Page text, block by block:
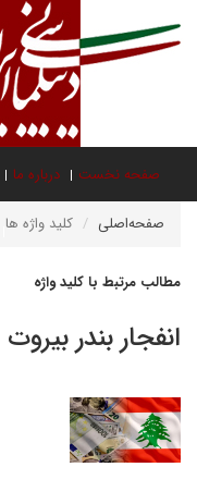
صفحه نخست درباره ما
صفحه‌اصلی کلید واژه ها
مطالب مرتبط با کلید واژه
انفجار بندر بیروت